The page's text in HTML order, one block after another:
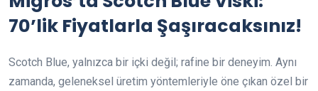
70’lik Fiyatlarla Şaşıracaksınız!
Scotch Blue, yalnızca bir içki değil; rafine bir deneyim. Aynı
zamanda, geleneksel üretim yöntemleriyle öne çıkan özel bir